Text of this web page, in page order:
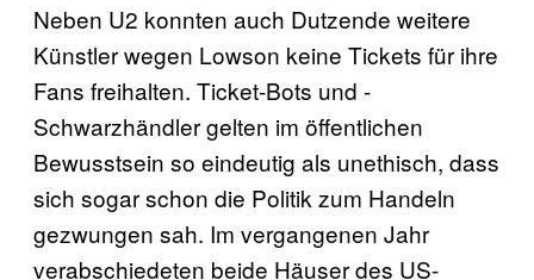
Neben U2 konnten auch Dutzende weitere
Künstler wegen Lowson keine Tickets für ihre
Fans freihalten. Ticket-Bots und -
Schwarzhändler gelten im öffentlichen
Bewusstsein so eindeutig als unethisch, dass
sich sogar schon die Politik zum Handeln
gezwungen sah. Im vergangenen Jahr
verabschiedeten beide Häuser des US-